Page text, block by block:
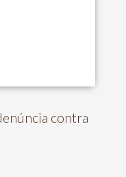
contra